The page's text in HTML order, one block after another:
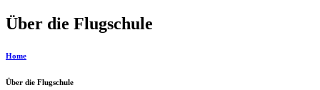
Über die Flugschule
Home
Über die Flugschule